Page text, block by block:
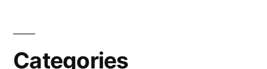
Categories